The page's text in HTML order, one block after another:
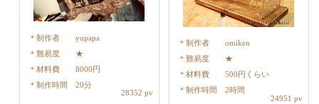
制作者
yupapa
難易度
★
材料費
8000円
制作時間
20分
28352 pv
制作者
omiken
難易度
★
材料費
500円くらい
制作時間
2時間
24951 pv